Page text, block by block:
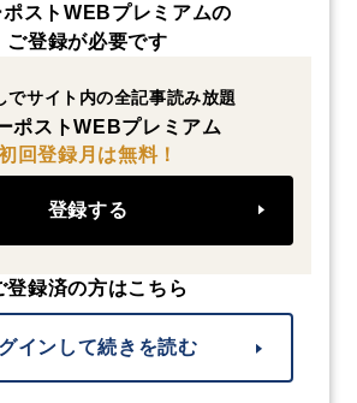
ポストWEBプレミアムの
ご登録が必要です
でサイト内の全記事読み放題
ポストWEBプレミアム
回登録月は無料！
登録する
登録済の方はこちら
インして続きを読む